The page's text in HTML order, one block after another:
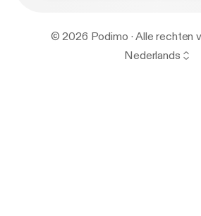
© 2026 Podimo · Alle rechten
Nederlands